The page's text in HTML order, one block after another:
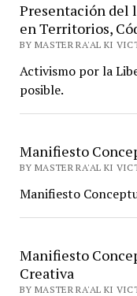
Presentación del
en Territorios,
BY MASTER RA'AL KI
Activismo por la
posible.
Manifiesto
BY MASTER RA'AL KI
Manifiesto
Manifiesto
Creativa
BY MASTER RA'AL KI